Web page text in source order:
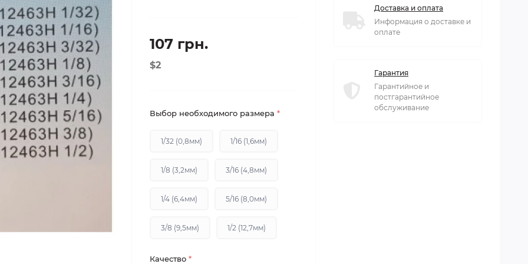
107 грн.
$2
Выбор необходимого размера *
1/32 (0,8мм) 1/16 (1,6мм)
1/8 (3,2мм) 3/16 (4,8мм)
1/4 (6,4мм) 5/16 (8,0мм)
3/8 (9,5мм) 1/2 (12,7мм)
Качество *
Доставка и оплата
Информация о доставке и
оплате
Гарантия
Гарантийное и
постгарантийное
обслуживание